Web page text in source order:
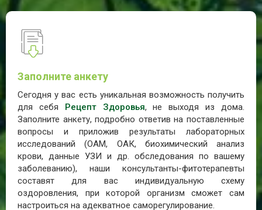
Заполните анкету
Сегодня у вас есть уникальная возможность получить
для себя
Рецепт Здоровья, не выходя из дома.
Заполните анкету, подробно ответив на поставленные
вопросы и приложив результаты лабораторных
исследований (ОАМ, ОАК, биохимический анализ
крови, данные УЗИ и др. обследования по вашему
заболеванию), наши консультанты-фитотерапевты
составят для вас индивидуальную схему
оздоровления, при которой организм сможет сам
настроиться на адекватное саморегулирование.